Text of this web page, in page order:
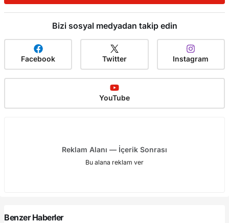
Yapılacak!
Bizi sosyal medyadan takip edin
Facebook Twitter Instagram
YouTube
Reklam Alanı — İçerik Sonrası
Bu alana reklam ver
Benzer Haberler